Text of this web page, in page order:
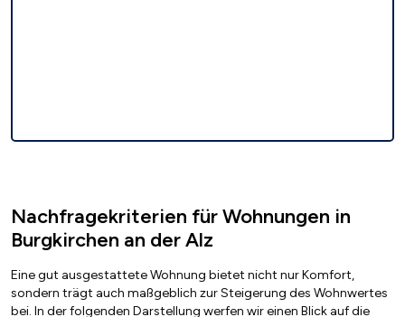
Nachfragekriterien für Wohnungen in
Burgkirchen an der Alz
Eine gut ausgestattete Wohnung bietet nicht nur Komfort,
sondern trägt auch maßgeblich zur Steigerung des Wohnwertes
bei. In der folgenden Darstellung werfen wir einen Blick auf die